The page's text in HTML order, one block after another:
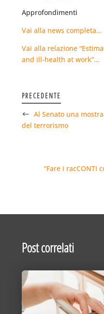
Approfondimenti
Vai alla news completa…
Vai alla relazione
and ill-health at work”…
PRECEDENTE
Al Senato una
del terrorismo
“Fare i racCONTI
Post correlati